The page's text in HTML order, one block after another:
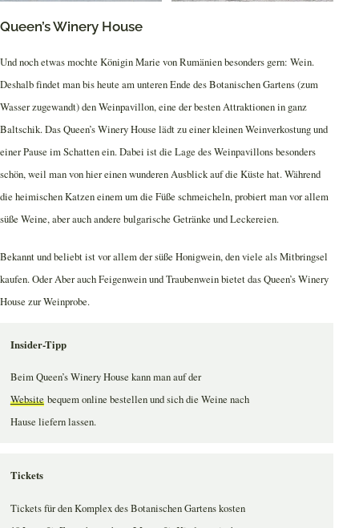
Queen’s Winery House
Und noch etwas mochte Königin Marie von Rumänien besonders gern: Wein.
Deshalb findet man bis heute am unteren Ende des Botanischen Gartens (zum
Wasser zugewandt) den Weinpavillon, eine der besten Attraktionen in ganz
Baltschik. Das Queen’s Winery House lädt zu einer kleinen Weinverkostung und
einer Pause im Schatten ein. Dabei ist die Lage des Weinpavillons besonders
schön, weil man von hier einen wunderen Ausblick auf die Küste hat. Während
die heimischen Katzen einem um die Füße schmeicheln, probiert man vor allem
süße Weine, aber auch andere bulgarische Getränke und Leckereien.
Bekannt und beliebt ist vor allem der süße Honigwein, den viele als Mitbringsel
kaufen. Oder Aber auch Feigenwein und Traubenwein bietet das Queen’s Winery
House zur Weinprobe.
Insider-Tipp
Beim Queen’s Winery House kann man auf der
Websitebequem online bestellen und sich die Weine nach
Hause liefern lassen.
Tickets
Tickets für den Komplex des Botanischen Gartens kosten